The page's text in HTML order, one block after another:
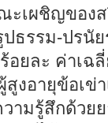
เผชิญของ
ธรรม-ปรนั
ยละ ค่าเฉ
งอายุข้อเข่
วามรู้สึกด้ว